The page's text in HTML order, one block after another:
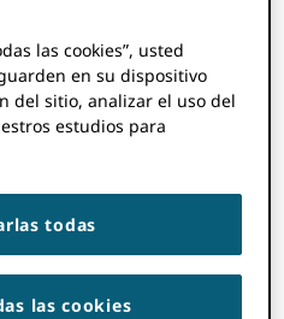
de
las
las cookies”, usted
en su dispositivo
del sitio, analizar el uso del
estudios para
todas
las cookies